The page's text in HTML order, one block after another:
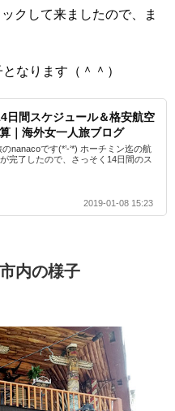
クして来ましたので、ま
なります（＾＾）
日間スケジュール＆格安航空
｜海外女一人旅ブログ
nanacoです(*’-‘*) ホーチミン迄の航
完了したので、さっそく14日間のス
2019-01-08 15:23
内の様子